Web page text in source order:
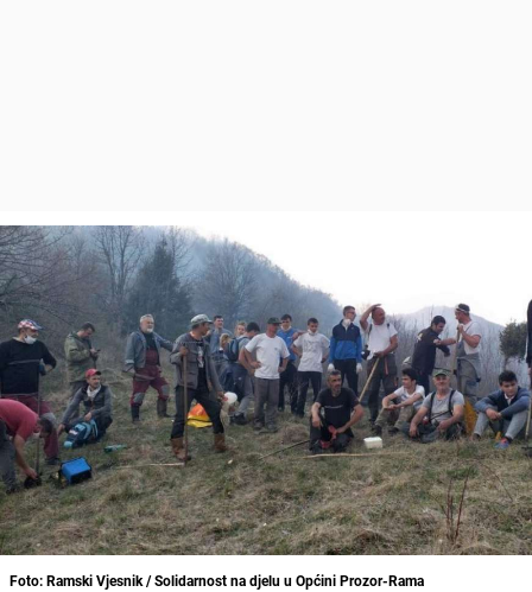
Foto: Ramski Vjesnik / Solidarnost na djelu u Općini Prozor-Rama